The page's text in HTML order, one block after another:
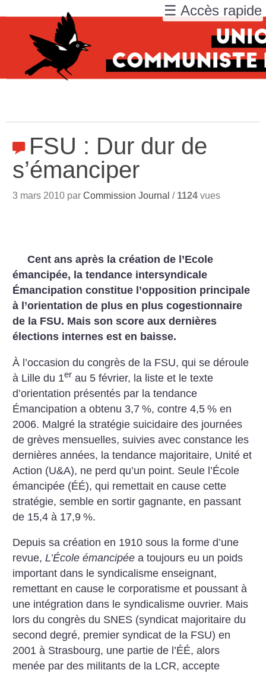
FSU : Dur dur de
s’émanciper
3 mars 2010 parCommission Journal / 1124 vues
Cent ans après la création de l’Ecole
émancipée, la tendance intersyndicale
Émancipation constitue l’opposition principale
à l’orientation de plus en plus cogestionnaire
de la FSU. Mais son score aux dernières
élections internes est en baisse.
À l’occasion du congrès de la FSU, qui se déroule
à Lille du 1er au 5 février, la liste et le texte
d’orientation présentés par la tendance
Émancipation a obtenu 3,7 %, contre 4,5 % en
2006. Malgré la stratégie suicidaire des journées
de grèves mensuelles, suivies avec constance les
dernières années, la tendance majoritaire, Unité et
Action (U&A), ne perd qu’un point. Seule l’École
émancipée (ÉÉ), qui remettait en cause cette
stratégie, semble en sortir gagnante, en passant
de 15,4 à 17,9 %.
Depuis sa création en 1910 sous la forme d’une
revue,L’École émancipée a toujours eu un poids
important dans le syndicalisme enseignant,
remettant en cause le corporatisme et poussant à
une intégration dans le syndicalisme ouvrier. Mais
lors du congrès du SNES (syndicat majoritaire du
second degré, premier syndicat de la FSU) en
2001 à Strasbourg, une partie de l’ÉÉ, alors
menée par des militants de la LCR, accepte
☰ Accès rapide